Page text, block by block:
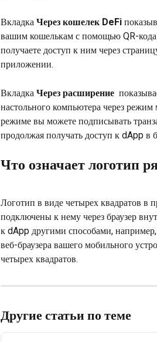
Вкладка Через кошелек DeFi
вашим кошелькам с помощью QR-
получаете доступ к ним через
приложении.
Вкладка Через расширение
настольного компьютера через
режиме вы можете подписывать
продолжая получать доступ к dApp в
Что означает логотип
Логотип в виде четырех квадратов в
подключены к нему через браузер
к dApp другими способами,
веб-браузера вашего мобильного
четырех квадратов.
Другие статьи по теме